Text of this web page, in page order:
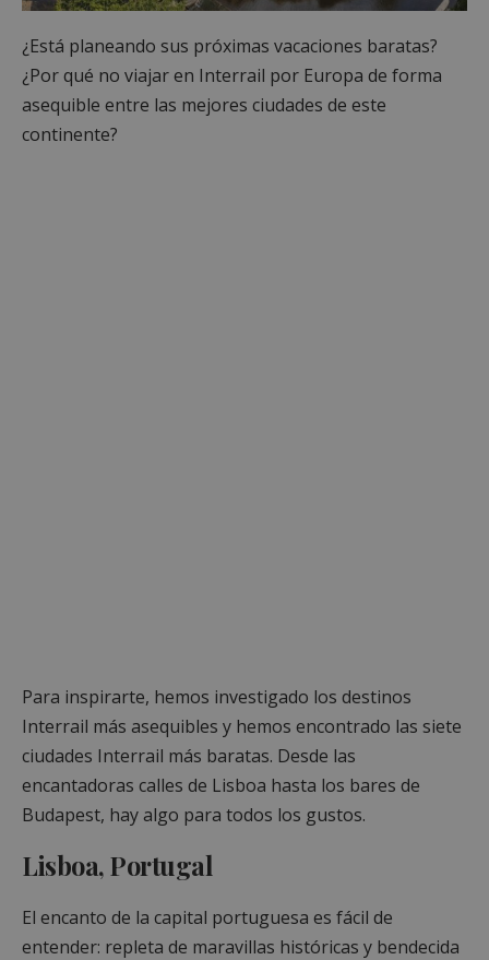
¿Está planeando sus próximas vacaciones baratas?
¿Por qué no viajar en Interrail por Europa de forma
asequible entre las mejores ciudades de este
continente?
Para inspirarte, hemos investigado los destinos
Interrail más asequibles y hemos encontrado las siete
ciudades Interrail más baratas. Desde las
encantadoras calles de Lisboa hasta los bares de
Budapest, hay algo para todos los gustos.
Lisboa, Portugal
El encanto de la capital portuguesa es fácil de
entender: repleta de maravillas históricas y bendecida